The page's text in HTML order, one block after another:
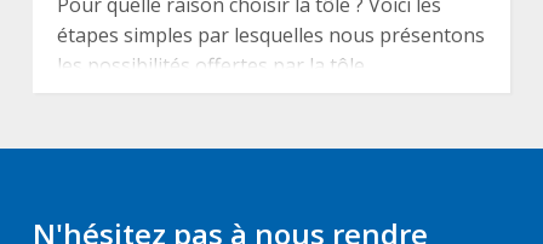
étapes simples par lesquelles nous présentons
les possibilités offertes par la tôle.
N'hésitez pas à nous rendre